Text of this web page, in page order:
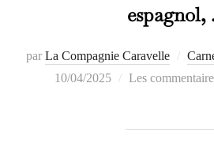
par La Compagnie Caravelle
10/04/2025 Les